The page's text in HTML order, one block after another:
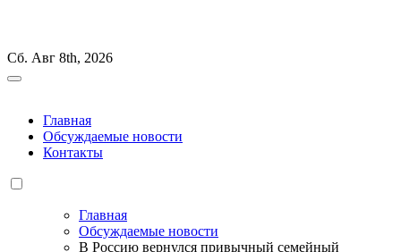
содержанию
Сб. Авг 8th, 2026
Главная
Обсуждаемые новости
Контакты
Главная
Обсуждаемые новости
В Россию вернулся привычный семейный